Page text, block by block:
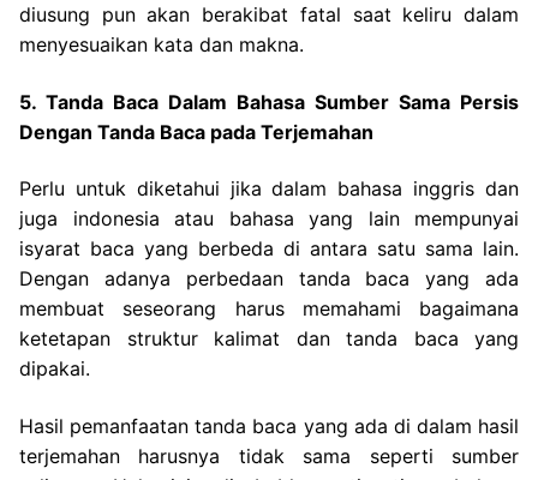
diusung pun akan berakibat fatal saat keliru dalam
menyesuaikan kata dan makna.
5. Tanda Baca Dalam Bahasa Sumber Sama Persis
Dengan Tanda Baca pada Terjemahan
Perlu untuk diketahui jika dalam bahasa inggris dan
juga indonesia atau bahasa yang lain mempunyai
isyarat baca yang berbeda di antara satu sama lain.
Dengan adanya perbedaan tanda baca yang ada
membuat seseorang harus memahami bagaimana
ketetapan struktur kalimat dan tanda baca yang
dipakai.
Hasil pemanfaatan tanda baca yang ada di dalam hasil
terjemahan harusnya tidak sama seperti sumber